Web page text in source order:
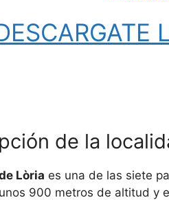
de la
Lòria es una de las siete
900 metros de altitud y